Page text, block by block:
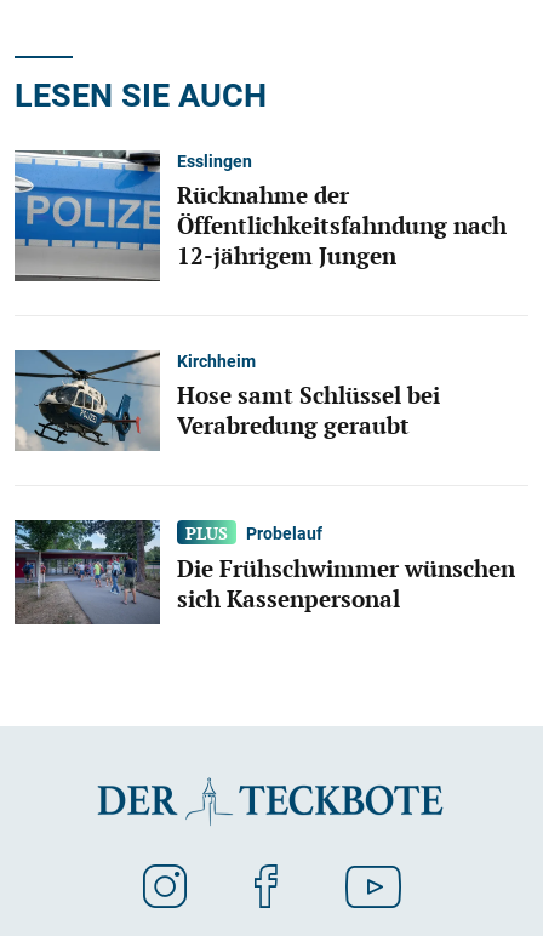
LESEN SIE AUCH
Esslingen
Rücknahme der
Öffentlichkeitsfahndung nach
12-jährigem Jungen
Kirchheim
Hose samt Schlüssel bei
Verabredung geraubt
Probelauf
Die Frühschwimmer wünschen
sich Kassenpersonal